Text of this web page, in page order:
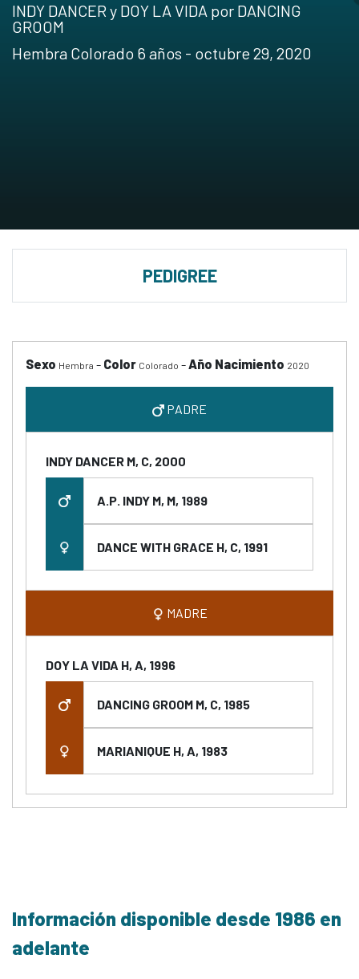
INDY DANCER y DOY LA VIDA por DANCING
GROOM
Hembra Colorado 6 años - octubre 29, 2020
PEDIGREE
Sexo Hembra - Color Colorado -Año Nacimiento 2020
PADRE
INDY DANCER M, C, 2000
A.P. INDY M, M, 1989
DANCE WITH GRACE H, C, 1991
MADRE
DOY LA VIDA H, A, 1996
DANCING GROOM M, C, 1985
MARIANIQUE H, A, 1983
Información disponible desde 1986 en
adelante